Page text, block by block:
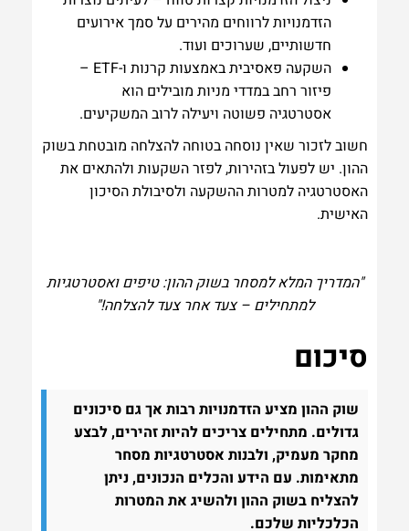
הזדמנויות לרווחים מהירים על סמך אירועים
חדשותיים, שערוכים ועוד.
השקעה פאסיבית באמצעות קרנות ו-ETF –
פיזור רחב במדדי מניות מובילים הוא
אסטרטגיה פשוטה ויעילה לרוב המשקיעים.
חשוב לזכור שאין נוסחה בטוחה להצלחה מובטחת בשוק
ההון. יש לפעול בזהירות, לפזר השקעות ולהתאים את
האסטרטגיה למטרות ההשקעה ולסיבולת הסיכון
האישית.
"המדריך המלא למסחר בשוק ההון: טיפים ואסטרטגיות
למתחילים – צעד אחר צעד להצלחה!"
סיכום
שוק ההון מציע הזדמנויות רבות אך גם סיכונים
גדולים. מתחילים צריכים להיות זהירים, לבצע
מחקר מעמיק, ולבנות אסטרטגיות מסחר
מתאימות. עם הידע והכלים הנכונים, ניתן
להצליח בשוק ההון ולהשיג את המטרות
הכלכליות שלכם.